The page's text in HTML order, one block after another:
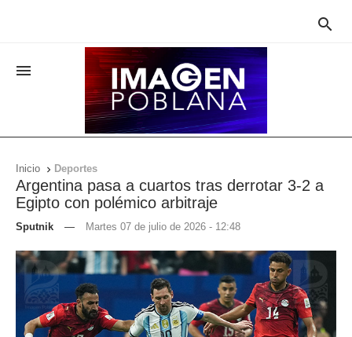


Inicio  Deportes
Argentina pasa a cuartos tras derrotar 3-2 a
Egipto con polémico arbitraje
Sputnik — Martes 07 de julio de 2026 - 12:48